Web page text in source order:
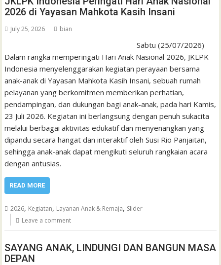
2026 di Yayasan Mahkota Kasih Insani
July 25, 2026 bian
Sabtu (25/07/2026)
Dalam rangka memperingati Hari Anak Nasional 2026, JKLPK
Indonesia menyelenggarakan kegiatan perayaan bersama
anak-anak di Yayasan Mahkota Kasih Insani, sebuah rumah
pelayanan yang berkomitmen memberikan perhatian,
pendampingan, dan dukungan bagi anak-anak, pada hari Kamis,
23 Juli 2026. Kegiatan ini berlangsung dengan penuh sukacita
melalui berbagai aktivitas edukatif dan menyenangkan yang
dipandu secara hangat dan interaktif oleh Susi Rio Panjaitan,
sehingga anak-anak dapat mengikuti seluruh rangkaian acara
dengan antusias.
READ MORE
2026, Kegiatan, Layanan Anak & Remaja, Slider
Leave a comment
SAYANG ANAK, LINDUNGI DAN BANGUN MASA
DEPAN